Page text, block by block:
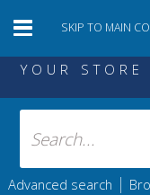
SKIP TO MAIN
YOUR
Advanced search |